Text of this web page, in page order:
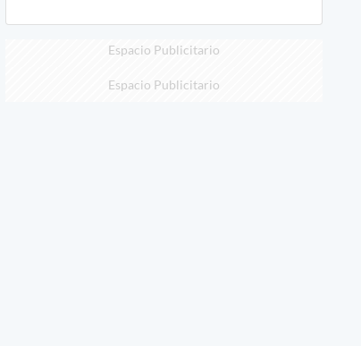
Espacio Publicitario
Espacio Publicitario